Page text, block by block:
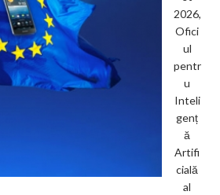
2026,
Ofici
ul
pentr
u
Inteli
genț
ă
Artifi
cială
al